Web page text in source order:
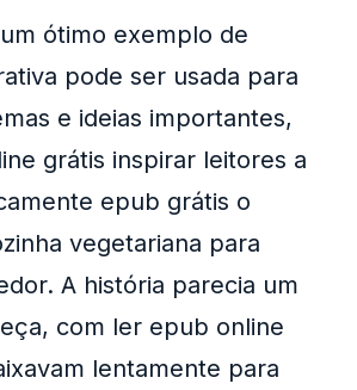
ótimo exemplo de
pode ser usada para
e ideias importantes,
grátis inspirar leitores a
epub grátis o
vegetariana para
A história parecia um
com ler epub online
lentamente para